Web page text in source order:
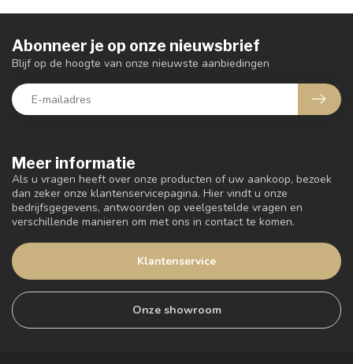
Meer informatie
Als u vragen heeft over onze producten of uw aankoop, bezoek
dan zeker onze klantenservicepagina. Hier vindt u onze
bedrijfsgegevens, antwoorden op veelgestelde vragen en
verschillende manieren om met ons in contact te komen.
Klantenservice
Onze showroom
Abonneer je op onze nieuwsbrief
Blijf op de hoogte van onze nieuwste aanbiedingen